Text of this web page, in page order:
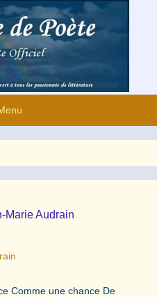
Marie Audrain
Comme une chance De